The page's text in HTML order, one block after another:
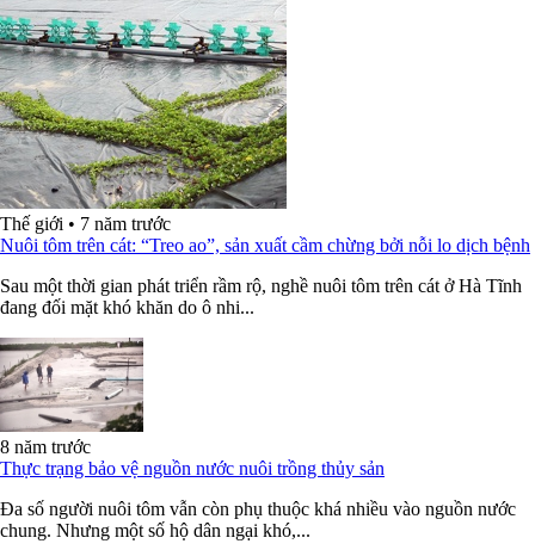
Thế giới • 7 năm trước
Nuôi tôm trên cát: “Treo ao”, sản xuất cầm chừng bởi nỗi lo dịch bệnh
Sau một thời gian phát triển rầm rộ, nghề nuôi tôm trên cát ở Hà Tĩnh
đang đối mặt khó khăn do ô nhi...
8 năm trước
Thực trạng bảo vệ nguồn nước nuôi trồng thủy sản
Đa số người nuôi tôm vẫn còn phụ thuộc khá nhiều vào nguồn nước
chung. Nhưng một số hộ dân ngại khó,...